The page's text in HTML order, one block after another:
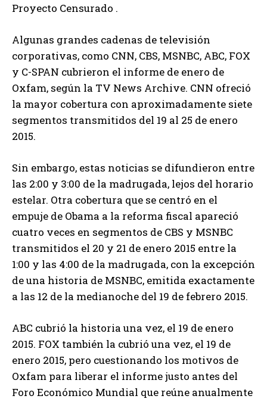
Proyecto Censurado .
Algunas grandes cadenas de televisión
corporativas, como CNN, CBS, MSNBC, ABC, FOX
y C-SPAN cubrieron el informe de enero de
Oxfam, según la TV News Archive. CNN ofreció
la mayor cobertura con aproximadamente siete
segmentos transmitidos del 19 al 25 de enero
2015.
Sin embargo, estas noticias se difundieron entre
las 2:00 y 3:00 de la madrugada, lejos del horario
estelar. Otra cobertura que se centró en el
empuje de Obama a la reforma fiscal apareció
cuatro veces en segmentos de CBS y MSNBC
transmitidos el 20 y 21 de enero 2015 entre la
1:00 y las 4:00 de la madrugada, con la excepción
de una historia de MSNBC, emitida exactamente
a las 12 de la medianoche del 19 de febrero 2015.
ABC cubrió la historia una vez, el 19 de enero
2015. FOX también la cubrió una vez, el 19 de
enero 2015, pero cuestionando los motivos de
Oxfam para liberar el informe justo antes del
Foro Económico Mundial que reúne anualmente